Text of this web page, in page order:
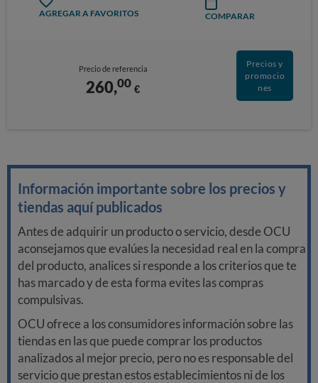
AGREGAR A FAVORITOS COMPARAR
Precio de referencia
260,00 €
Precios y
promocio
nes
Información importante sobre los precios y
tiendas aquí publicados
Antes de adquirir un producto o servicio, desde OCU
aconsejamos que evalúes la necesidad real en la compra
del producto, analices si responde a los criterios que te
has marcado y de esta forma evites las compras
compulsivas.
OCU ofrece a los consumidores información sobre las
tiendas en las que puede comprar los productos
analizados al mejor precio, pero no es responsable del
servicio que prestan estos establecimientos ni de los